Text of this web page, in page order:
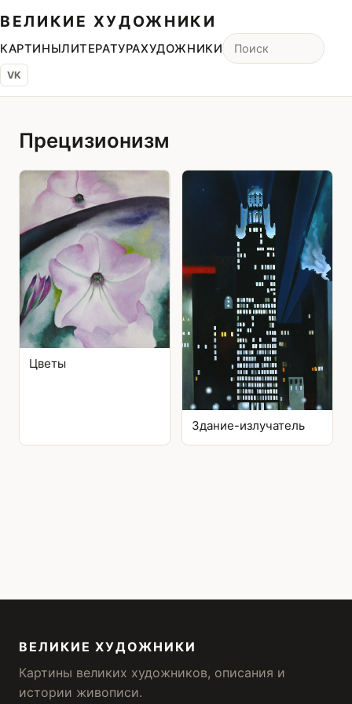
ВЕЛИКИЕ ХУДОЖНИКИ
КАРТИНЫЛИТЕРАТУРАХУДОЖНИКИ
VK
Прецизионизм
Цветы
Здание-излучатель
ВЕЛИКИЕ ХУДОЖНИКИ
Картины великих художников, описания и
истории живописи.